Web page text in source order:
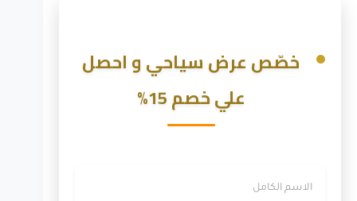
خصّص عرض سياحي و احصل
علي خصم 15%